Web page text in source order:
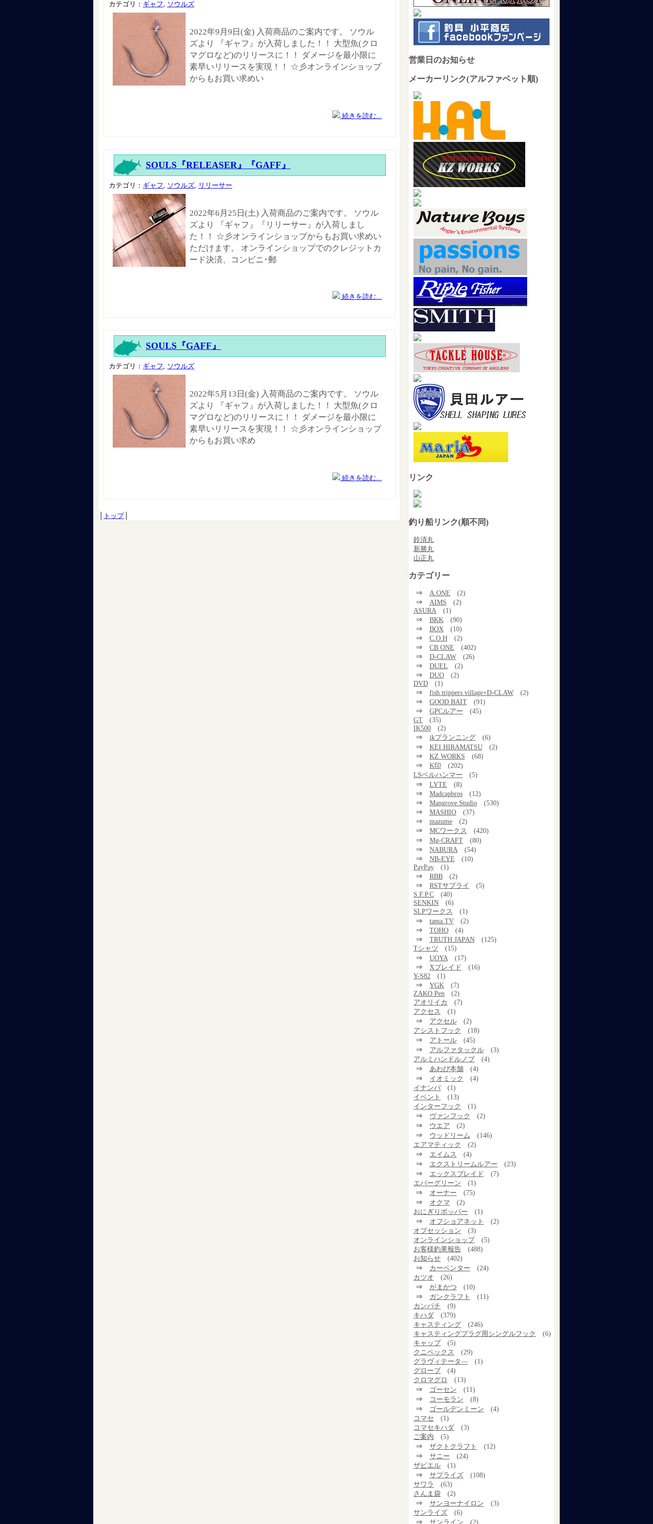
カテゴリ： ギャフ ソウルズ
2022年9月9日(金) 入荷商品のご案内です。 ソウル
ズより 『ギャフ』が入荷しました！！ 大型魚(クロ
マグロなど)のリリースに！！ ダメージを最小限に
素早いリリースを実現！！ ☆彡オンラインショップ
からもお買い求めい
続きを読む...
SOULS『RELEASER』『GAFF』
カテゴリ： ギャフ ソウルズ リリーサー
2022年6月25日(土) 入荷商品のご案内です。 ソウル
ズより 『ギャフ』『リリーサー』が入荷しまし
た！！ ☆彡オンラインショップからもお買い求めい
ただけます。 オンラインショップでのクレジットカ
ード決済、コンビニ･郵
続きを読む...
SOULS『GAFF』
カテゴリ： ギャフ ソウルズ
2022年5月13日(金) 入荷商品のご案内です。 ソウル
ズより 『ギャフ』が入荷しました！！ 大型魚(クロ
マグロなど)のリリースに！！ ダメージを最小限に
素早いリリースを実現！！ ☆彡オンラインショップ
からもお買い求め
続きを読む...
トップ│
営業日のお知らせ
メーカーリンク(アルファベット順)
リンク
釣り船リンク(順不同)
鈴清丸
新勝丸
山正丸
カテゴリー
⇒ A.ONE (2)
⇒ AIMS
(2)
ASURA
(1)
⇒ BKK (90)
⇒ BOX (10)
⇒ C.O.H (2)
⇒ CB ONE (402)
⇒ D-CLAW (26)
⇒ DUEL (2)
⇒ DUO
(2)
DVD
(1)
⇒ fish trippers village×D-CLAW (2)
⇒ GOOD BAIT (91)
⇒ GPCルアー
(45)
GT
(35)
IK500
(2)
⇒ ikプランニング (6)
⇒ KEI HIRAMATSU (2)
⇒ KZ WORKS (68)
⇒ K印
(202)
LSベルハンマー
(5)
⇒ LYTE (8)
⇒ Madcapbros (12)
⇒ Mangrove Studio (530)
⇒ MASHIO (37)
⇒ mazume (2)
⇒ MCワークス (420)
⇒ Mg-CRAFT (80)
⇒ NABURA (54)
⇒ NB-EYE
(10)
PayPay
(1)
⇒ RBB (2)
⇒ RSTサプライ
(5)
S.F.P.C
(40)
SENKIN
(6)
SLPワークス
(1)
⇒ tama.TV (2)
⇒ TOHO (4)
⇒ TRUTH JAPAN
(125)
Tシャツ
(15)
⇒ UOYA (17)
⇒ Xブレイド
(16)
Y-S82
(1)
⇒ YGK
(7)
ZAKO Pen
(2)
アオリイカ
(7)
アクセス
(1)
⇒ アクセル
(2)
アシストフック
(18)
⇒ アトール (45)
⇒ アルファタックル
(3)
アルミハンドルノブ
(4)
⇒ あわび本舗 (4)
⇒ イオミック
(4)
イナンバ
(1)
イベント
(13)
インターフック
(1)
⇒ ヴァンフック (2)
⇒ ウエア (2)
⇒ ウッドリーム
(146)
エアマティック
(2)
⇒ エイムス (4)
⇒ エクストリームルアー (23)
⇒ エックスブレイド
(7)
エバーグリーン
(1)
⇒ オーナー (75)
⇒ オクマ
(2)
おにぎりポッパー
(1)
⇒ オフショアネット
(2)
オブセッション
(3)
オンラインショップ
(5)
お客様釣果報告
(488)
お知らせ
(402)
⇒ カーペンター
(24)
カツオ
(26)
⇒ がまかつ (10)
⇒ ガンクラフト
(11)
カンパチ
(9)
キハダ
(379)
キャスティング
(246)
キャスティングプラグ用シングルフック
(6)
キャップ
(5)
クニペックス
(29)
グラヴィテータ―
(1)
グローブ
(4)
クロマグロ
(13)
⇒ ゴーセン (11)
⇒ コーモラン (8)
⇒ ゴールデンミーン
(4)
コマセ
(1)
コマセキハダ
(3)
ご案内
(5)
⇒ ザクトクラフト (12)
⇒ サニー
(24)
ザビエル
(1)
⇒ サプライズ
(108)
サワラ
(63)
さんま袋
(2)
⇒ サンヨーナイロン
(3)
サンライズ
(6)
⇒ サンライン (2)